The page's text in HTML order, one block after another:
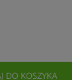
DO KOSZYKA